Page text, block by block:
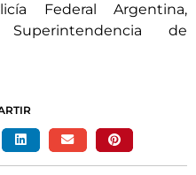
Federal Argentina,
de